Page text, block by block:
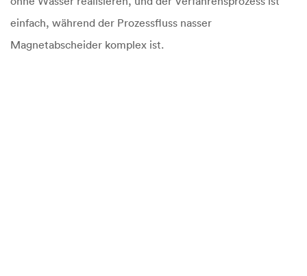
einfach, während der Prozessfluss nasser
Magnetabscheider komplex ist.